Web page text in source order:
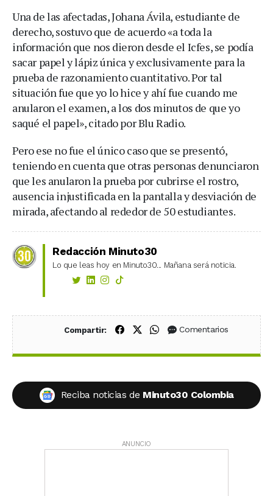
Una de las afectadas, Johana Ávila, estudiante de
derecho, sostuvo que de acuerdo «a toda la
información que nos dieron desde el Icfes, se podía
sacar papel y lápiz única y exclusivamente para la
prueba de razonamiento cuantitativo. Por tal
situación fue que yo lo hice y ahí fue cuando me
anularon el examen, a los dos minutos de que yo
saqué el papel», citado por Blu Radio.
Pero ese no fue el único caso que se presentó,
teniendo en cuenta que otras personas denunciaron
que les anularon la prueba por cubrirse el rostro,
ausencia injustificada en la pantalla y desviación de
mirada, afectando al rededor de 50 estudiantes.
Redacción Minuto30
Lo que leas hoy en Minuto30... Mañana será noticia.
Compartir: Compartir en Facebook
Compartir en X (Twitter)
Compartir en WhatsApp
Comentarios
Reciba noticias de Minuto30 Colombia
ANUNCIO